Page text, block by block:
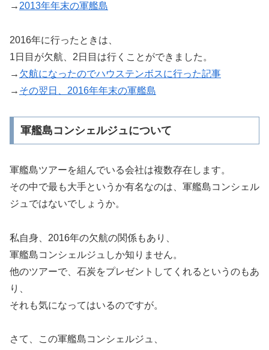
→2013年年末の軍艦島
2016年に行ったときは、
1日目が欠航、2日目は行くことができました。
→ 欠航になったのでハウステンボスに行った記事
→ その翌日、2016年年末の軍艦島
軍艦島コンシェルジュについて
軍艦島ツアーを組んでいる会社は複数存在します。
その中で最も大手というか有名なのは、軍艦島コンシェル
ジュではないでしょうか。
私自身、2016年の欠航の関係もあり、
軍艦島コンシェルジュしか知りません。
他のツアーで、石炭をプレゼントしてくれるというのもあ
り、
それも気になってはいるのですが。
さて、この軍艦島コンシェルジュ、